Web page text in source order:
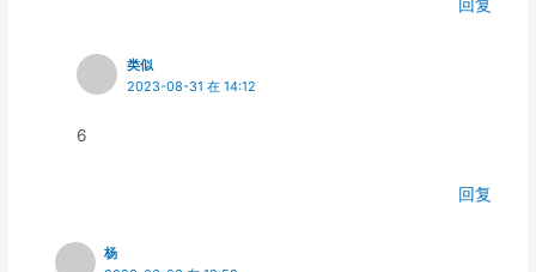
回复
类似
2023-08-31 在 14:12
6
回复
杨